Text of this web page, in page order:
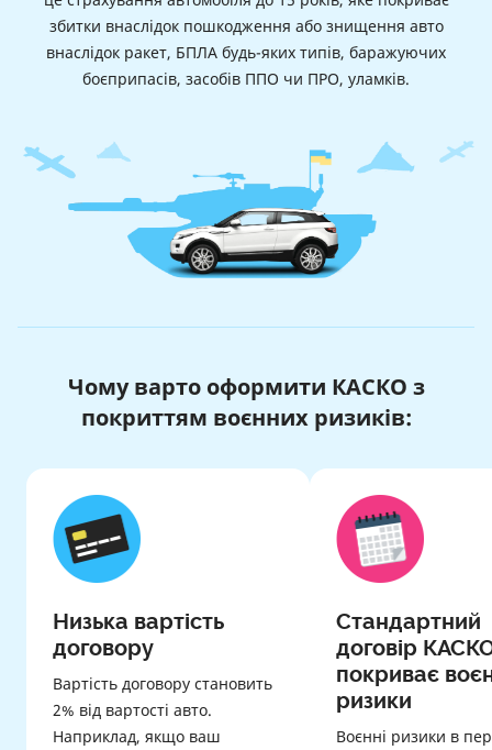
збитки внаслідок пошкодження або знищення авто
внаслідок ракет, БПЛА будь-яких типів, баражуючих
боєприпасів, засобів ППО чи ПРО, уламків.
Чому варто оформити КАСКО з
покриттям воєнних ризиків:
Низька вартість
договору
Вартість договору становить
2% від вартості авто.
Наприклад, якщо ваш
Стандартний
договір
покриває
ризики
Воєнні ризики в